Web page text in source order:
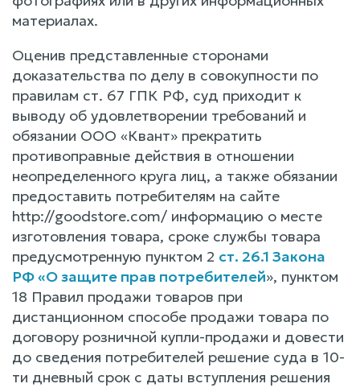
материалах.
Оценив представленные сторонами
доказательства по делу в совокупности по
правилам ст. 67 ГПК РФ, суд приходит к
выводу об удовлетворении требований и
обязании ООО «Квант» прекратить
противоправные действия в отношении
неопределенного круга лиц, а также обязании
предоставить потребителям на сайте
http://goodstore.com/ информацию о месте
изготовления товара, сроке службы товара
предусмотренную пунктом 2 ст. 26.1 Закона
РФ «О защите прав потребителей», пунктом
18 Правил продажи товаров при
дистанционном способе продажи товара по
договору розничной купли-продажи и довести
до сведения потребителей решение суда в 10-
ти дневный срок с даты вступления решения